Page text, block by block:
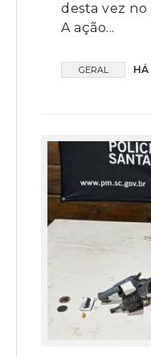
desta vez no
A ação...
GERAL HÁ